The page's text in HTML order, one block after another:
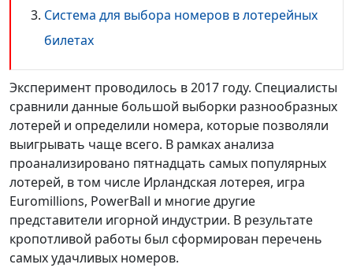
Система для выбора номеров в лотерейных
билетах
Эксперимент проводилось в 2017 году. Специалисты
сравнили данные большой выборки разнообразных
лотерей и определили номера, которые позволяли
выигрывать чаще всего. В рамках анализа
проанализировано пятнадцать самых популярных
лотерей, в том числе Ирландская лотерея, игра
Euromillions, PowerBall и многие другие
представители игорной индустрии. В результате
кропотливой работы был сформирован перечень
самых удачливых номеров.